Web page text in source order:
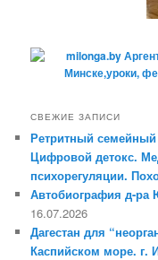
СВЕЖИЕ ЗАПИСИ
Ретритный семейный
Цифровой детокс.
психорегуляции.
Автобиография д-ра
16.07.2026
Дагестан для
Каспийском море. г.